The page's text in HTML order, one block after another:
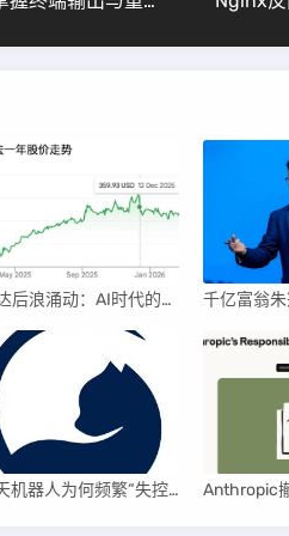
英伟达后浪涌动：AI时代的新王者与隐忧
AI聊天机器人为何频繁“失控”，背后原因及解决方案解析